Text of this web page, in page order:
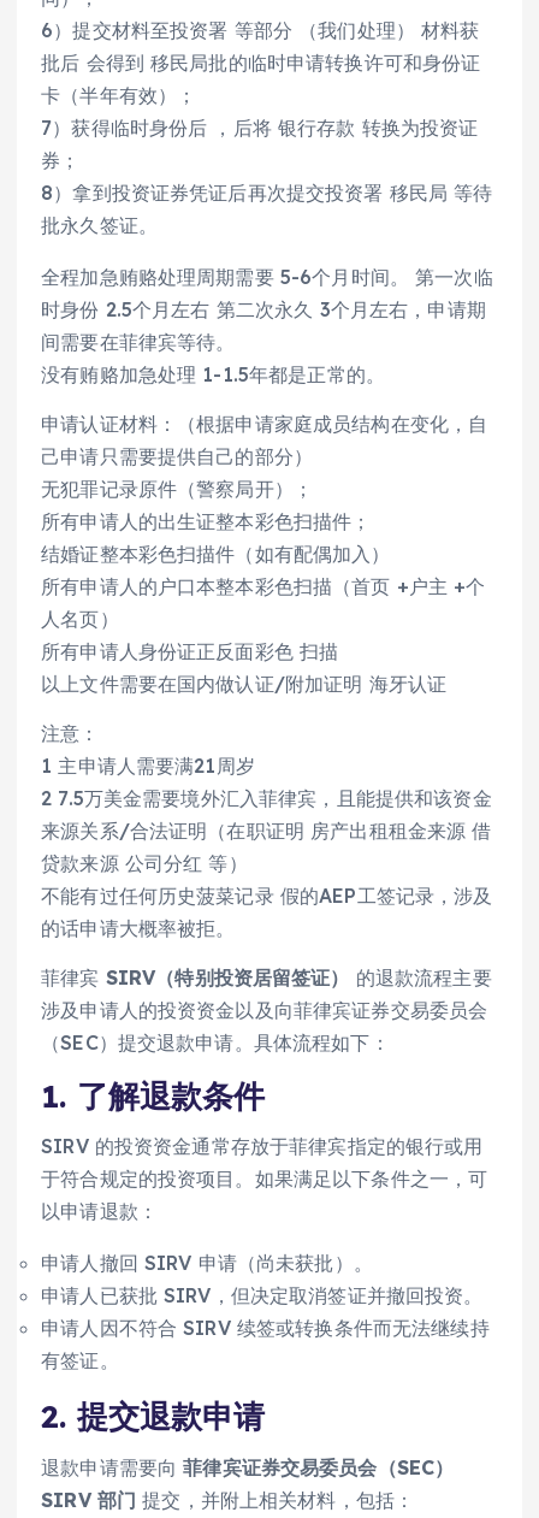
6）提交材料至投资署 等部分 （我们处理） 材料获
批后 会得到 移民局批的临时申请转换许可和身份证
卡（半年有效）；
7）获得临时身份后 ，后将 银行存款 转换为投资证
券；
8）拿到投资证券凭证后再次提交投资署 移民局 等待
批永久签证。
全程加急贿赂处理周期需要 5-6个月时间。 第一次临
时身份 2.5个月左右 第二次永久 3个月左右，申请期
间需要在菲律宾等待。
没有贿赂加急处理 1-1.5年都是正常的。
申请认证材料：（根据申请家庭成员结构在变化，自
己申请只需要提供自己的部分）
无犯罪记录原件（警察局开）；
所有申请人的出生证整本彩色扫描件；
结婚证整本彩色扫描件（如有配偶加入）
所有申请人的户口本整本彩色扫描（首页 +户主 +个
人名页）
所有申请人身份证正反面彩色 扫描
以上文件需要在国内做认证/附加证明 海牙认证
注意：
1 主申请人需要满21周岁
2 7.5万美金需要境外汇入菲律宾，且能提供和该资金
来源关系/合法证明（在职证明 房产出租租金来源 借
贷款来源 公司分红 等）
不能有过任何历史菠菜记录 假的AEP工签记录，涉及
的话申请大概率被拒。
菲律宾 SIRV（特别投资居留签证）
的退款流程主要
涉及申请人的投资资金以及向菲律宾证券交易委员会
（SEC）提交退款申请。具体流程如下：
1. 了解退款条件
SIRV 的投资资金通常存放于菲律宾指定的银行或用
于符合规定的投资项目。如果满足以下条件之一，可
以申请退款：
申请人撤回 SIRV 申请（尚未获批）。
申请人已获批 SIRV，但决定取消签证并撤回投资。
申请人因不符合 SIRV 续签或转换条件而无法继续持
有签证。
2. 提交退款申请
退款申请需要向菲律宾证券交易委员会（SEC）
SIRV 部门 提交，并附上相关材料，包括：